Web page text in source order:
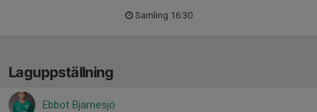
Samling 16:30
Laguppställning
Ebbot Bjarnesjö